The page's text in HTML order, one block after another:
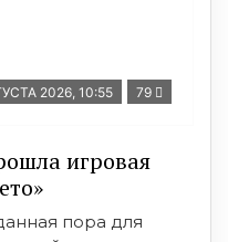
2026, 10:55 79
игровая
пора для